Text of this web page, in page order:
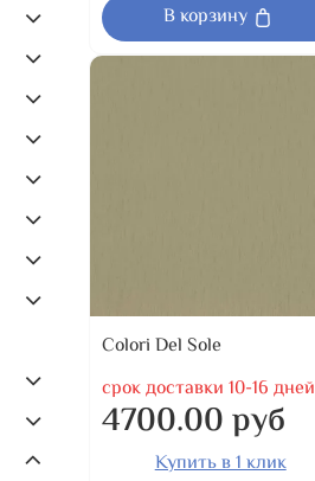
В корзину
Colori Del Sole
срок доставки 10-16 дней
4700.00 руб
Купить в 1 клик